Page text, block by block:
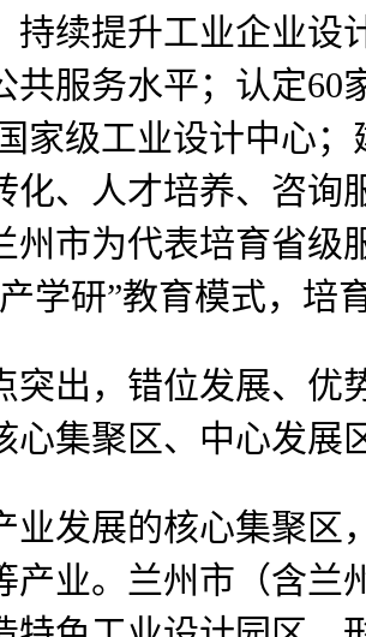
持续提升工业企业
共服务水平；认定
家级工业设计中心
化、人才培养、咨
州市为代表培育省级
学研”教育模式，培
，错位发展、优
集聚区、中心发展
展的核心集聚区
产业。兰州市（含